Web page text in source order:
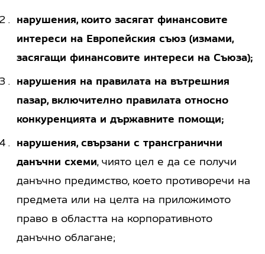
нарушения, които засягат финансовите
интереси на Европейския съюз (измами,
засягащи финансовите интереси на Съюза);
нарушения на правилата на вътрешния
пазар, включително правилата относно
конкуренцията и държавните помощи;
нарушения, свързани с трансгранични
данъчни схеми, чиято цел е да се получи
данъчно предимство, което противоречи на
предмета или на целта на приложимото
право в областта на корпоративното
данъчно облагане;